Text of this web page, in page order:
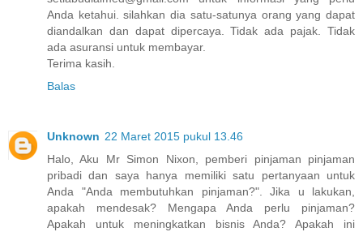
Anda ketahui. silahkan dia satu-satunya orang yang dapat
diandalkan dan dapat dipercaya. Tidak ada pajak. Tidak
ada asuransi untuk membayar.
Terima kasih.
Balas
Unknown 22 Maret 2015 pukul 13.46
Halo, Aku Mr Simon Nixon, pemberi pinjaman pinjaman
pribadi dan saya hanya memiliki satu pertanyaan untuk
Anda "Anda membutuhkan pinjaman?". Jika u lakukan,
apakah mendesak? Mengapa Anda perlu pinjaman?
Apakah untuk meningkatkan bisnis Anda? Apakah ini